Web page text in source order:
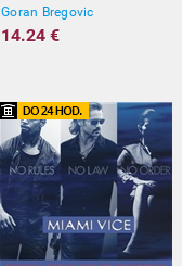
Goran Bregovic
14.24 €